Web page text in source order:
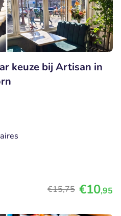
keuze bij Artisan in
€15,75 €10,95